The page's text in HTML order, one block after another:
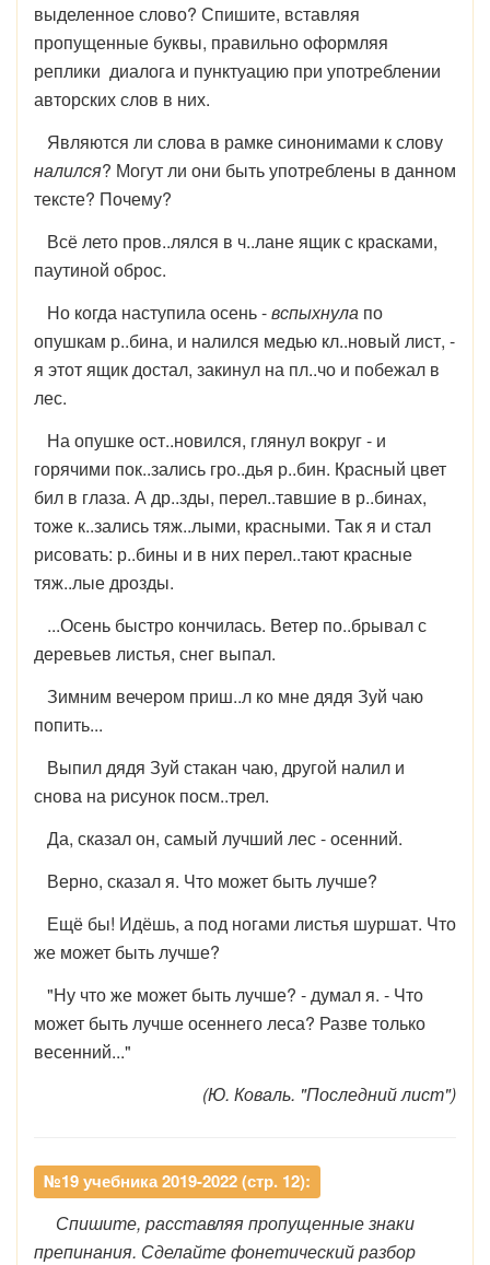
выделенное слово? Спишите, вставляя
пропущенные буквы, правильно оформляя
реплики диалога и пунктуацию при употреблении
авторских слов в них.
Являются ли слова в рамке синонимами к слову
налился? Могут ли они быть употреблены в данном
тексте? Почему?
Всё лето пров..лялся в ч..лане ящик с красками,
паутиной оброс.
Но когда наступила осень -вспыхнула по
опушкам р..бина, и налился медью кл..новый лист, -
я этот ящик достал, закинул на пл..чо и побежал в
лес.
На опушке ост..новился, глянул вокруг - и
горячими пок..зались гро..дья р..бин. Красный цвет
бил в глаза. А др..зды, перел..тавшие в р..бинах,
тоже к..зались тяж..лыми, красными. Так я и стал
рисовать: р..бины и в них перел..тают красные
тяж..лые дрозды.
...Осень быстро кончилась. Ветер по..брывал с
деревьев листья, снег выпал.
Зимним вечером приш..л ко мне дядя Зуй чаю
попить...
Выпил дядя Зуй стакан чаю, другой налил и
снова на рисунок посм..трел.
Да, сказал он, самый лучший лес - осенний.
Верно, сказал я. Что может быть лучше?
Ещё бы! Идёшь, а под ногами листья шуршат. Что
же может быть лучше?
"Ну что же может быть лучше? - думал я. - Что
может быть лучше осеннего леса? Разве только
весенний..."
(Ю. Коваль. "Последний лист")
№19 учебника 2019-2022 (стр. 12):
Спишите, расставляя пропущенные знаки
препинания. Сделайте фонетический разбор